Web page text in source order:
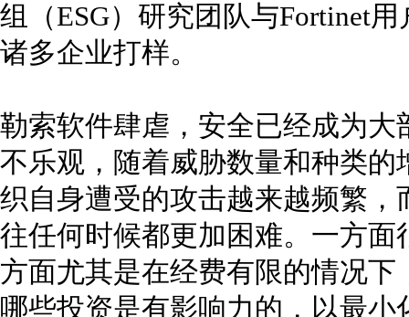
组（ESG）研究团队与Fortinet
诸多企业打样。
勒索软件肆虐，安全已经成为
不乐观，随着威胁数量和种类
织自身遭受的攻击越来越频繁
往任何时候都更加困难。一方
方面尤其是在经费有限的情况
哪些投资是有影响力的，以最